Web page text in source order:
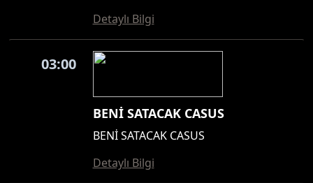
Detaylı Bilgi
03:00
BENİ SATACAK CASUS
BENİ SATACAK CASUS
Detaylı Bilgi